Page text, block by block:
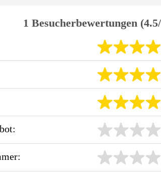
1 Besucherbewertungen